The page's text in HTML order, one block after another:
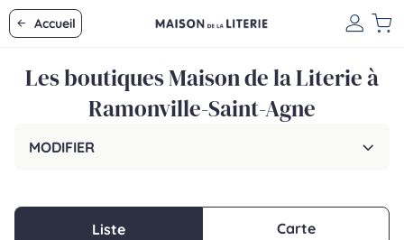
Accueil
Les boutiques Maison de la Literie à
Ramonville-Saint-Agne
MODIFIER
Liste Carte